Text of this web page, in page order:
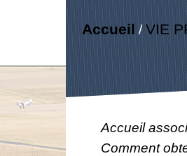
Accueil /VIE
Accueil
Comment